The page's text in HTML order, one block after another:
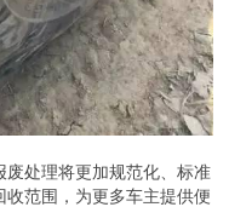
废处理将更加规范化、标准
范围，为更多车主提供便